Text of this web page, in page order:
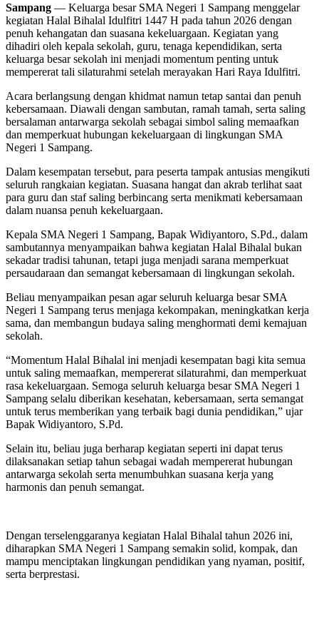
Sampang — Keluarga besar SMA Negeri 1 Sampang menggelar
kegiatan Halal Bihalal Idulfitri 1447 H pada tahun 2026 dengan
penuh kehangatan dan suasana kekeluargaan. Kegiatan yang
dihadiri oleh kepala sekolah, guru, tenaga kependidikan, serta
keluarga besar sekolah ini menjadi momentum penting untuk
mempererat tali silaturahmi setelah merayakan Hari Raya Idulfitri.
Acara berlangsung dengan khidmat namun tetap santai dan penuh
kebersamaan. Diawali dengan sambutan, ramah tamah, serta saling
bersalaman antarwarga sekolah sebagai simbol saling memaafkan
dan memperkuat hubungan kekeluargaan di lingkungan SMA
Negeri 1 Sampang.
Dalam kesempatan tersebut, para peserta tampak antusias mengikuti
seluruh rangkaian kegiatan. Suasana hangat dan akrab terlihat saat
para guru dan staf saling berbincang serta menikmati kebersamaan
dalam nuansa penuh kekeluargaan.
Kepala SMA Negeri 1 Sampang, Bapak Widiyantoro, S.Pd., dalam
sambutannya menyampaikan bahwa kegiatan Halal Bihalal bukan
sekadar tradisi tahunan, tetapi juga menjadi sarana memperkuat
persaudaraan dan semangat kebersamaan di lingkungan sekolah.
Beliau menyampaikan pesan agar seluruh keluarga besar SMA
Negeri 1 Sampang terus menjaga kekompakan, meningkatkan kerja
sama, dan membangun budaya saling menghormati demi kemajuan
sekolah.
“Momentum Halal Bihalal ini menjadi kesempatan bagi kita semua
untuk saling memaafkan, mempererat silaturahmi, dan memperkuat
rasa kekeluargaan. Semoga seluruh keluarga besar SMA Negeri 1
Sampang selalu diberikan kesehatan, kebersamaan, serta semangat
untuk terus memberikan yang terbaik bagi dunia pendidikan,” ujar
Bapak Widiyantoro, S.Pd.
Selain itu, beliau juga berharap kegiatan seperti ini dapat terus
dilaksanakan setiap tahun sebagai wadah mempererat hubungan
antarwarga sekolah serta menumbuhkan suasana kerja yang
harmonis dan penuh semangat.
Dengan terselenggaranya kegiatan Halal Bihalal tahun 2026 ini,
diharapkan SMA Negeri 1 Sampang semakin solid, kompak, dan
mampu menciptakan lingkungan pendidikan yang nyaman, positif,
serta berprestasi.